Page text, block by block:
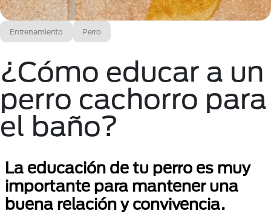
Entrenamiento Perro
¿Cómo educar a un
perro cachorro para
el baño?
La educación de tu perro es muy
importante para mantener una
buena relación y convivencia.